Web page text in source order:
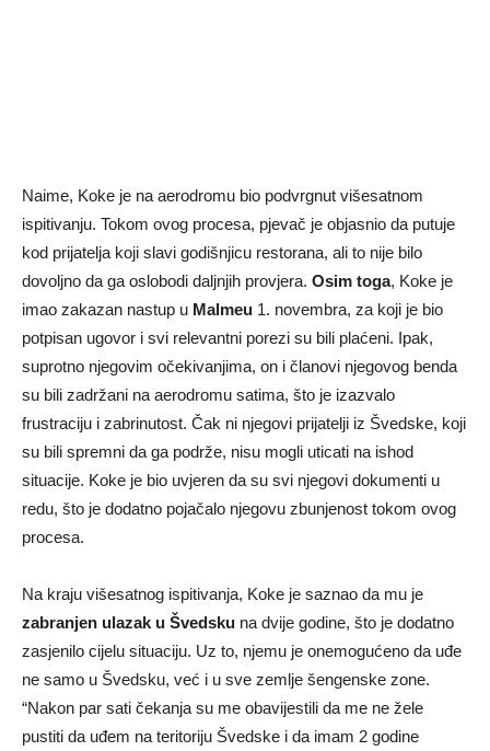
Naime, Koke je na aerodromu bio podvrgnut višesatnom
ispitivanju. Tokom ovog procesa, pjevač je objasnio da putuje
kod prijatelja koji slavi godišnjicu restorana, ali to nije bilo
dovoljno da ga oslobodi daljnjih provjera. Osim toga, Koke je
imao zakazan nastup u Malmeu 1. novembra, za koji je bio
potpisan ugovor i svi relevantni porezi su bili plaćeni. Ipak,
suprotno njegovim očekivanjima, on i članovi njegovog benda
su bili zadržani na aerodromu satima, što je izazvalo
frustraciju i zabrinutost. Čak ni njegovi prijatelji iz Švedske, koji
su bili spremni da ga podrže, nisu mogli uticati na ishod
situacije. Koke je bio uvjeren da su svi njegovi dokumenti u
redu, što je dodatno pojačalo njegovu zbunjenost tokom ovog
procesa.
Na kraju višesatnog ispitivanja, Koke je saznao da mu je
zabranjen ulazak u Švedsku na dvije godine, što je dodatno
zasjenilo cijelu situaciju. Uz to, njemu je onemogućeno da uđe
ne samo u Švedsku, već i u sve zemlje šengenske zone.
“Nakon par sati čekanja su me obavijestili da me ne žele
pustiti da uđem na teritoriju Švedske i da imam 2 godine